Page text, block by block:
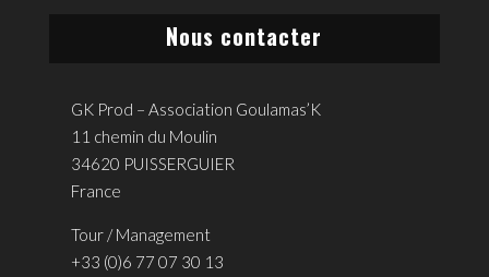
Nous contacter
GK Prod – Association Goulamas’K
11 chemin du Moulin
34620 PUISSERGUIER
France
Tour / Management
+33 (0)6 77 07 30 13